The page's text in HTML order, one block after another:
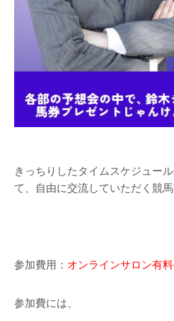
きっちりしたタイムスケジュー
て、自由に交流していただく競馬
参加費用： オンラインサロン有
参加費には、